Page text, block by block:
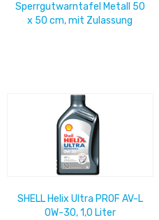
Sperrgutwarntafel Metall 50
x 50 cm, mit Zulassung
SHELL Helix Ultra PROF AV-L
0W-30, 1,0 Liter